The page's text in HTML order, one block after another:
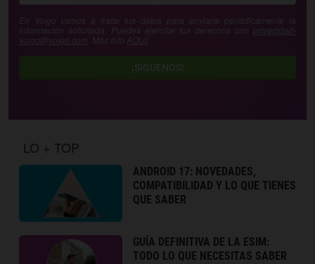
En Yoigo vamos a tratar tus datos para enviarte periódicamente la
información solicitada. Puedes ejercitar tus derechos con privacidad-
yoigo@yoigo.com . Más Info AQUÍ
¡SÍGUENOS!
LO + TOP
ANDROID 17: NOVEDADES,
COMPATIBILIDAD Y LO QUE TIENES
QUE SABER
GUÍA DEFINITIVA DE LA ESIM:
TODO LO QUE NECESITAS SABER